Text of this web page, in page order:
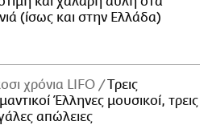
(ίσως και στην Ελλάδα)
χρόνια LIFO
Tρεις
Έλληνες μουσικοί, τρεις
απώλειες